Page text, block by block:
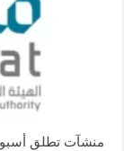
منشآت تطلق